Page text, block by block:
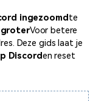
ingezoomdte
groterVoor betere
Deze gids laat je
Discorden reset